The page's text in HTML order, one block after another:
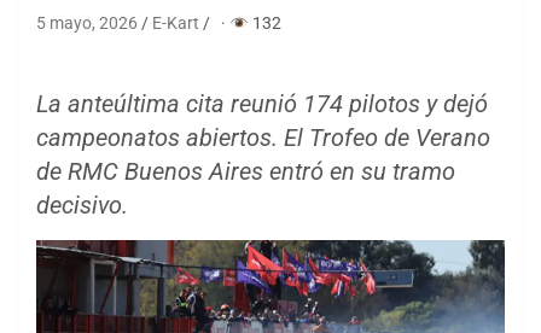
5 mayo, 2026 E-Kart · 132
La anteúltima cita reunió 174 pilotos y dejó
campeonatos abiertos. El Trofeo de Verano
de RMC Buenos Aires entró en su tramo
decisivo.